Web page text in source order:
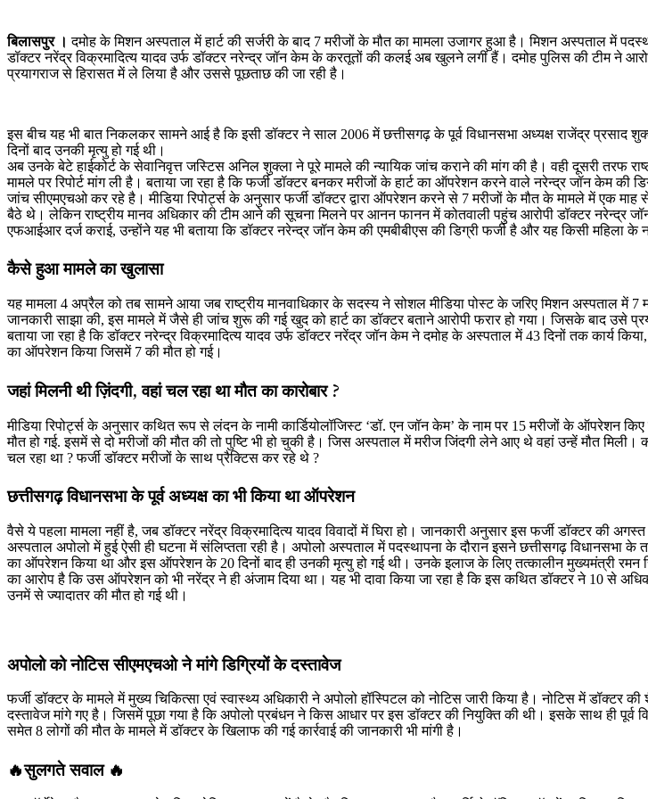
बिलासपुर । दमोह के मिशन अस्पताल में हार्ट की सर्जरी के बाद 7 मरीजों के मौत का मामला उजागर हुआ है। मिशन अस्पताल में
डॉक्टर नरेंद्र विक्रमादित्य यादव उर्फ डॉक्टर नरेन्द्र जॉन केम के करतूतों की कलई अब खुलने लगीं हैं। दमोह पुलिस की टीम ने
प्रयागराज से हिरासत में ले लिया है और उससे पूछताछ की जा रही है।
इस बीच यह भी बात निकलकर सामने आई है कि इसी डॉक्टर ने साल 2006 में छत्तीसगढ़ के पूर्व विधानसभा अध्यक्ष राजेंद्र प्रसाद
दिनों बाद उनकी मृत्यु हो गई थी।
अब उनके बेटे हाईकोर्ट के सेवानिवृत्त जस्टिस अनिल शुक्ला ने पूरे मामले की न्यायिक जांच कराने की मांग की है। वही दूसरी तरफ
मामले पर रिपोर्ट मांग ली है। बताया जा रहा है कि फर्जी डॉक्टर बनकर मरीजों के हार्ट का ऑपरेशन करने वाले नरेन्द्र जॉन केम की
जांच सीएमएचओ कर रहे है। मीडिया रिपोर्ट्स के अनुसार फर्जी डॉक्टर द्वारा ऑपरेशन करने से 7 मरीजों के मौत के मामले में एक
बैठे थे। लेकिन राष्ट्रीय मानव अधिकार की टीम आने की सूचना मिलने पर आनन फानन में कोतवाली पहुंच आरोपी डॉक्टर नरेन्द्र
एफआईआर दर्ज कराई, उन्होंने यह भी बताया कि डॉक्टर नरेन्द्र जॉन केम की एमबीबीएस की डिग्री फर्जी है और यह किसी महिला के
कैसे हुआ मामले का खुलासा
यह मामला 4 अप्रैल को तब सामने आया जब राष्ट्रीय मानवाधिकार के सदस्य ने सोशल मीडिया पोस्ट के जरिए मिशन अस्पताल में 7
जानकारी साझा की, इस मामले में जैसे ही जांच शुरू की गई खुद को हार्ट का डॉक्टर बताने आरोपी फरार हो गया। जिसके बाद उसे
बताया जा रहा है कि डॉक्टर नरेन्द्र विक्रमादित्य यादव उर्फ डॉक्टर नरेंद्र जॉन केम ने दमोह के अस्पताल में 43 दिनों तक कार्य
का ऑपरेशन किया जिसमें 7 की मौत हो गई।
जहां मिलनी थी ज़िंदगी, वहां चल रहा था मौत का कारोबार ?
मीडिया रिपोर्ट्स के अनुसार कथित रूप से लंदन के नामी कार्डियोलॉजिस्ट ‘डॉ. एन जॉन केम’ के नाम पर 15 मरीजों के ऑपरेशन
मौत हो गई. इसमें से दो मरीजों की मौत की तो पुष्टि भी हो चुकी है। जिस अस्पताल में मरीज जिंदगी लेने आए थे वहां उन्हें मौत मिली।
चल रहा था ? फर्जी डॉक्टर मरीजों के साथ प्रैक्टिस कर रहे थे ?
छत्तीसगढ़ विधानसभा के पूर्व अध्यक्ष का भी किया था ऑपरेशन
वैसे ये पहला मामला नहीं है, जब डॉक्टर नरेंद्र विक्रमादित्य यादव विवादों में घिरा हो। जानकारी अनुसार इस फर्जी डॉक्टर की
अस्पताल अपोलो में हुई ऐसी ही घटना में संलिप्तता रही है। अपोलो अस्पताल में पदस्थापना के दौरान इसने छत्तीसगढ़ विधानसभा के
का ऑपरेशन किया था और इस ऑपरेशन के 20 दिनों बाद ही उनकी मृत्यु हो गई थी। उनके इलाज के लिए तत्कालीन मुख्यमंत्री रमन
का आरोप है कि उस ऑपरेशन को भी नरेंद्र ने ही अंजाम दिया था। यह भी दावा किया जा रहा है कि इस कथित डॉक्टर ने 10 से अधिक
उनमें से ज्यादातर की मौत हो गई थी।
अपोलो को नोटिस सीएमएचओ ने मांगे डिग्रियों के दस्तावेज
फर्जी डॉक्टर के मामले में मुख्य चिकित्सा एवं स्वास्थ्य अधिकारी ने अपोलो हॉस्पिटल को नोटिस जारी किया है। नोटिस में डॉक्टर
दस्तावेज मांगे गए है। जिसमें पूछा गया है कि अपोलो प्रबंधन ने किस आधार पर इस डॉक्टर की नियुक्ति की थी। इसके साथ ही पूर्व
समेत 8 लोगों की मौत के मामले में डॉक्टर के खिलाफ की गई कार्रवाई की जानकारी भी मांगी है।
🔥सुलगते सवाल 🔥